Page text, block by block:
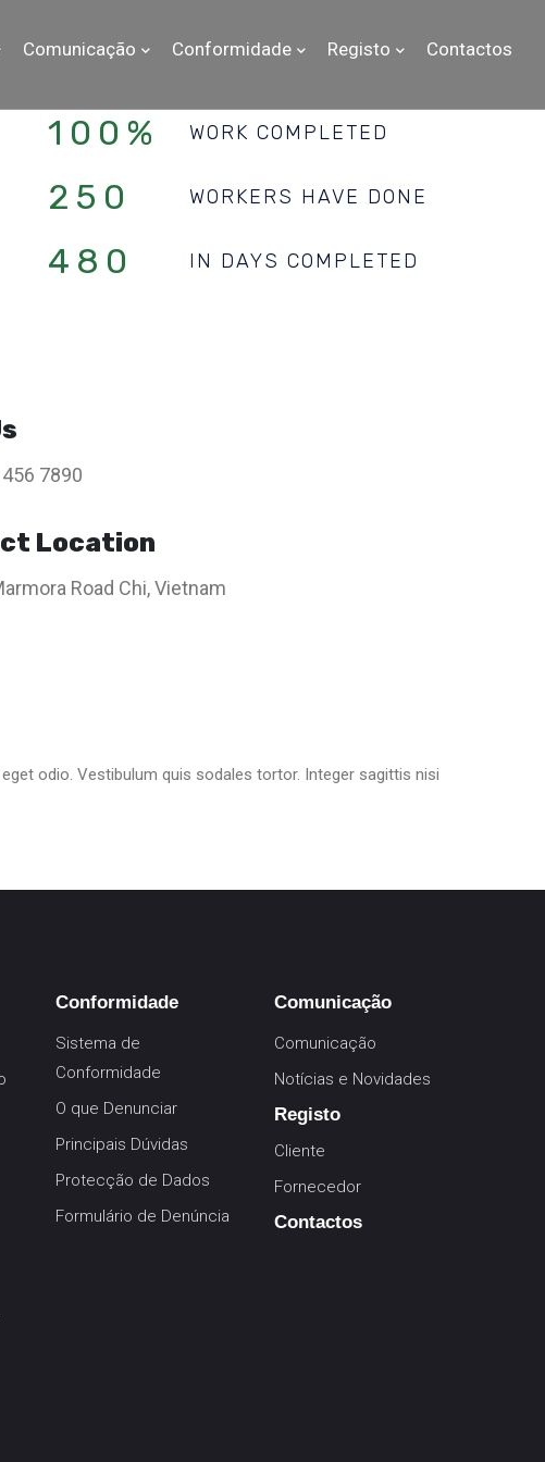
Comunicação Conformidade Registo Contactos
100% WORK COMPLETED
250 WORKERS HAVE DONE
480 IN DAYS COMPLETED
7890
Location
Road Chi, Vietnam
odio. Vestibulum quis sodales tortor. Integer sagittis nisi
Conformidade
Sistema de
Conformidade
O que Denunciar
Principais Dúvidas
Protecção de Dados
Formulário de Denúncia
Comunicação
Comunicação
Notícias e Novidades
Registo
Cliente
Fornecedor
Contactos